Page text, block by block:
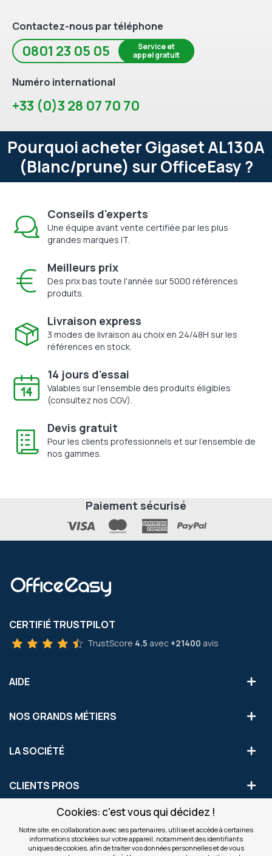
Cookies: c'est vous qui décidez !
Notre site, en collaboration avec ses partenaires, utilise et accède à certaines
informations stockées sur votre appareil, notamment des identifiants
uniques de cookies, afin de traiter vos données personnelles et de vous
Contactez-nous par téléphone
0801 23 05 05
Service et
appel gratuit
Numéro international
+33 (0)3 28 07 70 70
Pourquoi acheter Gigaset AL130A
(Blanc/prune) sur OfficeEasy ?
Conseils d'experts
Une équipe avant vente certifiée par les plus
grandes marques IT.
Meilleurs prix
Des prix bas toute l'année sur 5000 références
produits.
Livraison express
3 modes de livraison au choix en 24/48H sur les
références en stock.
14 jours d'essai
Valables sur l'ensemble des produits éligibles
(consultez nos CGV).
Devis gratuit
Pour les clients professionnels et sur l'ensemble de
nos gammes.
Paiement sécurisé
CERTIFIÉ TRUSTPILOT
TrustScore 4.5 avec +21400 avis
AIDE
NOS GRANDS MÉTIERS
LA SOCIÉTÉ
CLIENTS PROS
S'INSCRIRE AUX OFFRES COMMERCIALES
Inscription
Valider